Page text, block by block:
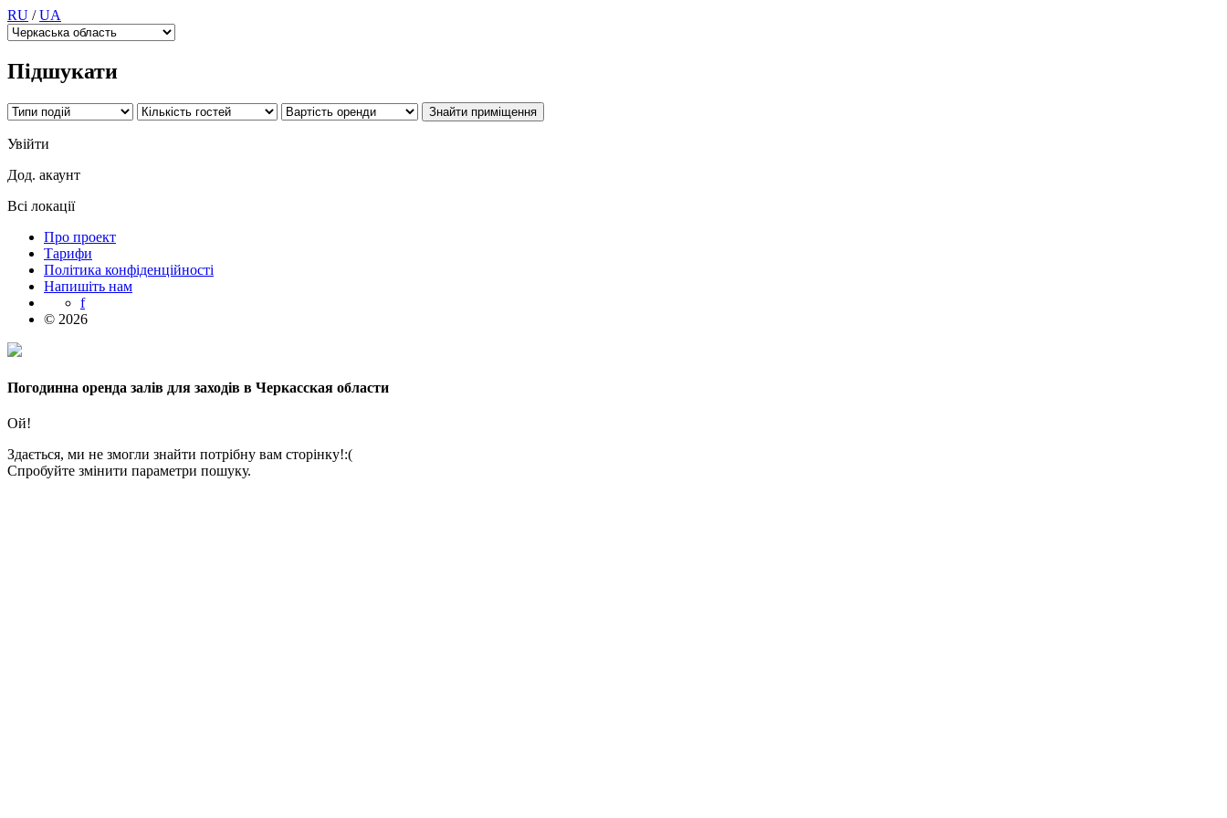
RU /UA
Підшукати
Увійти
Дод. акаунт
Всі локації
Про проект
Тарифи
Політика конфіденційності
Напишіть нам
f
© 2026
Погодинна оренда залів для заходів в Черкасская области
Ой!
Здається, ми не змогли знайти потрібну вам сторінку!:(
Спробуйте змінити параметри пошуку.